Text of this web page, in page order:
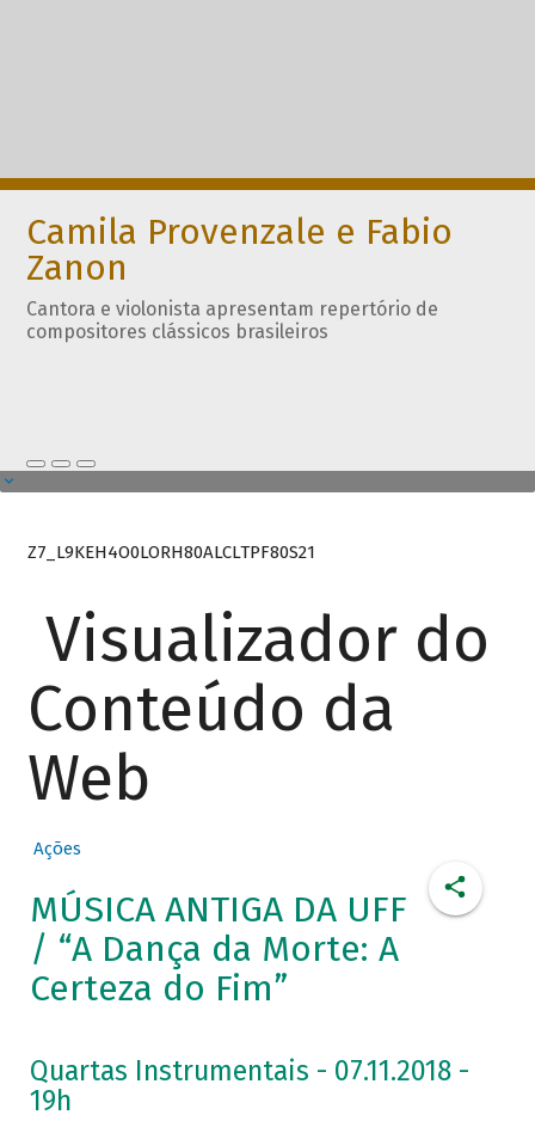
Camila Provenzale e Fabio
Zanon
Cantora e violonista apresentam repertório de
compositores clássicos brasileiros
Z7_L9KEH4O0LORH80ALCLTPF80S21
Visualizador do
Conteúdo da
Web
Ações
MÚSICA ANTIGA DA UFF
/ “A Dança da Morte: A
Certeza do Fim”
Quartas Instrumentais - 07.11.2018 -
19h